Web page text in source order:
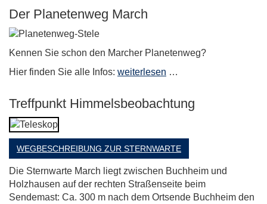
Der Planetenweg March
Kennen Sie schon den Marcher Planetenweg?
Hier finden Sie alle Infos: weiterlesen …
Treffpunkt Himmelsbeobachtung
WEGBESCHREIBUNG ZUR STERNWARTE
Die Sternwarte March liegt zwischen Buchheim und
Holzhausen auf der rechten Straßenseite beim
Sendemast: Ca. 300 m nach dem Ortsende Buchheim den